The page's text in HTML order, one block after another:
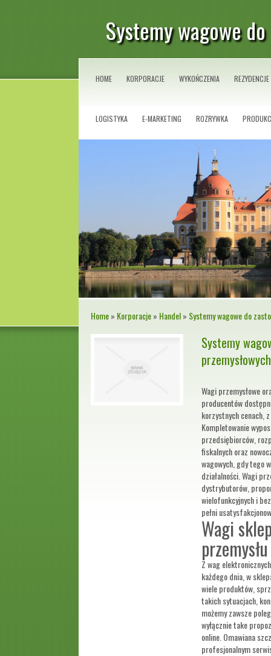
Systemy wagowe
HOME KORPORACJE WYKOŃCZENIA REZYDENCJE
LOGISTYKA E-MARKETING ROZRYWKA
Home» Korporacje» Handel» Systemy wagowe do
Systemy
przemysłowych
Wagi przemysłowe
producentów
korzystnych cenach,
Kompletowanie
przedsiębiorców,
fiskalnych oraz
wagowych, gdy tego
działalności. Wagi
dystrybutorów,
wielofunkcyjnych i
pełni
Wagi
Z wag
każdego dnia, w
wiele produktów,
takich sytuacjach,
możemy zawsze
wyłącznie take
online. Omawiana
profesjonalnym